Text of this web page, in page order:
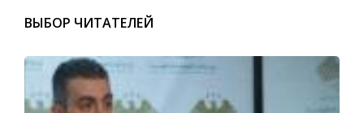
ВЫБОР ЧИТАТЕЛЕЙ